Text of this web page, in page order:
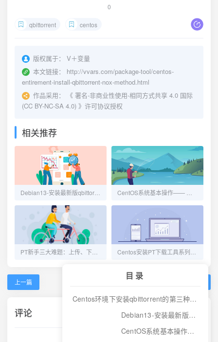
目录
Centos环境下安装qbittorrent的第三种方法:qbittorrent-nox
Debian13-安装最新版qbittorrent-Nox，干掉默认密码并重置密码
CentOS系统基本操作—— 文件操作与压缩命令大全
0
qbittorrent centos
版权属于：
V＋变量
本文链接：
http://vvars.com/package-tool/centos-
entirement-install-qbittorrent-nox-method.html
作品采用：
《 署名-非商业性使用-相同方式共享 4.0 国际
(CC BY-NC-SA 4.0) 》许可协议授权
相关推荐
上一篇
评论